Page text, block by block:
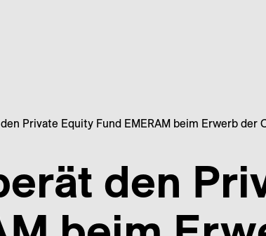
Private Equity Fund EMERAM beim Erwerb der
den